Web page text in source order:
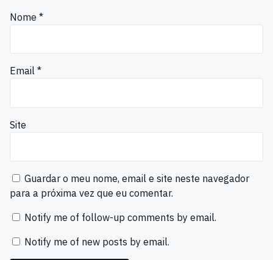
Nome *
Email *
Site
Guardar o meu nome, email e site neste navegador
para a próxima vez que eu comentar.
Notify me of follow-up comments by email.
Notify me of new posts by email.